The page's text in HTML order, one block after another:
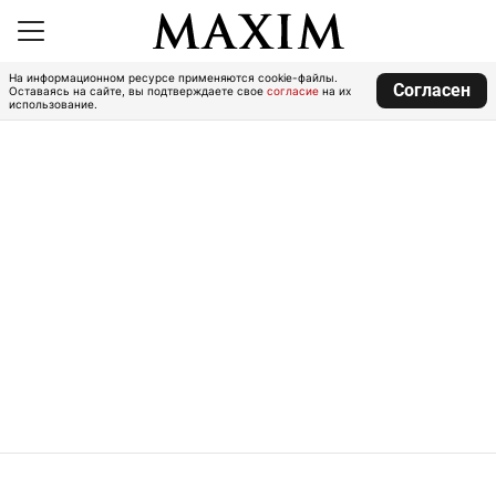
На информационном ресурсе применяются cookie-файлы.
Оставаясь на сайте, вы подтверждаете свое согласие на их
использование.
Согласен